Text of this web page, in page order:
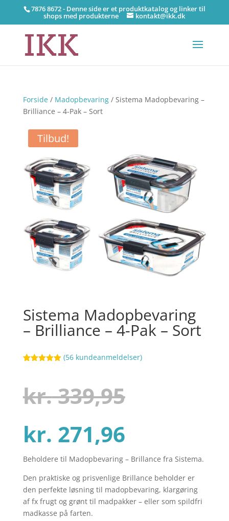
7876 8672 - Denne side er et produktkatalog og linker til
shops med produkterne kontakt@ikk.dk
Forside/ Madopbevaring/ Sistema Madopbevaring –
Brilliance – 4-Pak – Sort
Tilbud!
Sistema Madopbevaring
– Brilliance – 4-Pak – Sort
baseret på
kundebedøm
melser
(56 kundeanmeldelser)
kr.339,95
pris
var:
kr. 271,96Den
aktuelle
pris
Beholdere til Madopbevaring – Brillance fra Sistema.
Den praktiske og prisvenlige Brillance beholder er
den perfekte løsning til madopbevaring, klargøring
af fx frugt og grønt til madpakker – eller som spildfri
madkasse på farten.